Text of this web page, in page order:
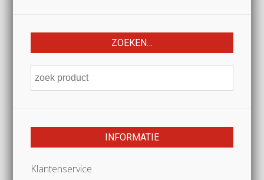
ZOEKEN…
INFORMATIE
Klantenservice